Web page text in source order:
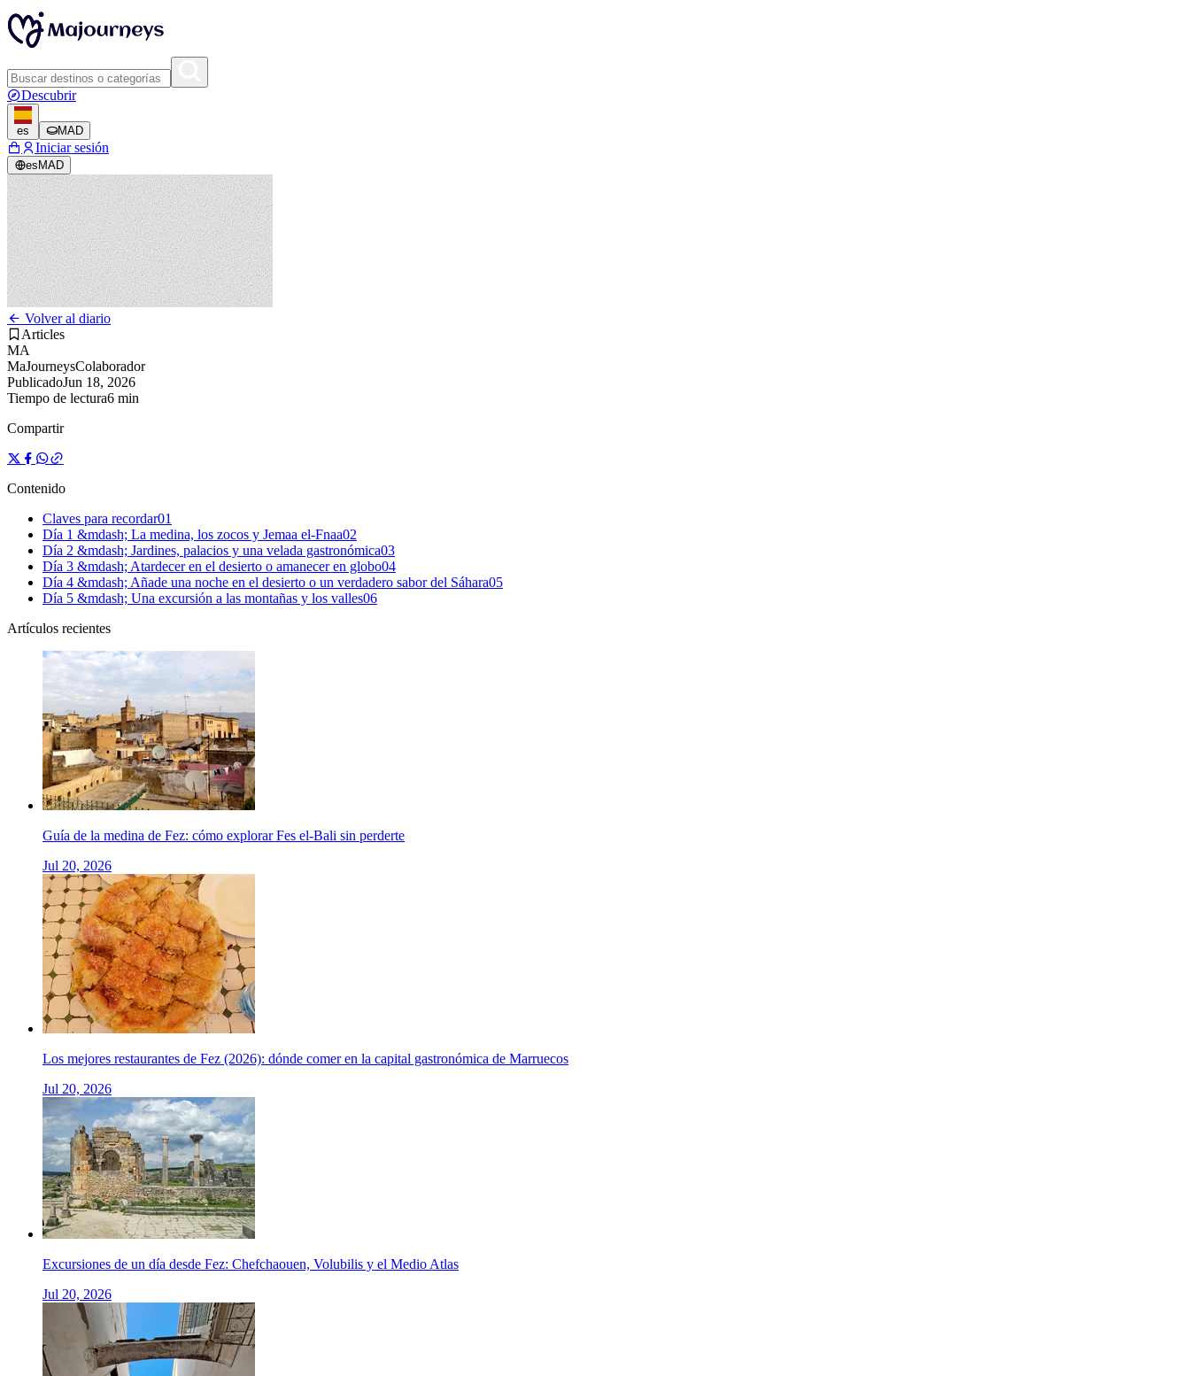
Descubrir
es MAD
Iniciar sesión
es MAD
Volver al diario
Articles
MA
MaJourneysColaborador
PublicadoJun 18, 2026
Tiempo de lectura6 min
Compartir
Contenido
Claves para recordar01
Día 1 &mdash; La medina, los zocos y Jemaa el-Fnaa02
Día 2 &mdash; Jardines, palacios y una velada gastronómica03
Día 3 &mdash; Atardecer en el desierto o amanecer en globo04
Día 4 &mdash; Añade una noche en el desierto o un verdadero sabor del Sáhara05
Día 5 &mdash; Una excursión a las montañas y los valles06
Artículos recientes
Guía de la medina de Fez: cómo explorar Fes el-Bali sin perderte
Jul 20, 2026
Los mejores restaurantes de Fez (2026): dónde comer en la capital gastronómica de Marruecos
Jul 20, 2026
Excursiones de un día desde Fez: Chefchaouen, Volubilis y el Medio Atlas
Jul 20, 2026